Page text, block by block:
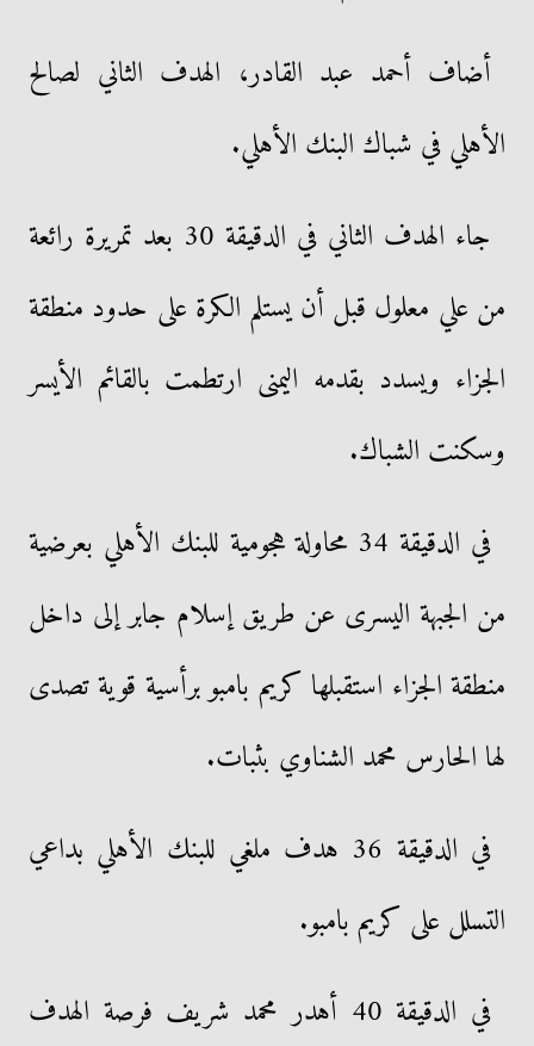
أضاف أحمد عبد القادر، الهدف الثاني لصالح
الأهلي في شباك البنك الأهلي.
جاء الهدف الثاني في الدقيقة 30 بعد تمريرة رائعة
من علي معلول قبل أن يستلم الكرة على حدود منطقة
الجزاء ويسدد بقدمه اليمنى ارتطمت بالقائم الأيسر
وسكنت الشباك.
في الدقيقة 34 محاولة هجومية للبنك الأهلي بعرضية
من الجبهة اليسرى عن طريق إسلام جابر إلى داخل
منطقة الجزاء استقبلها كريم بامبو برأسية قوية تصدى
لها الحارس محمد الشناوي بثبات.
في الدقيقة 36 هدف ملغي للبنك الأهلي بداعي
التسلل على كريم بامبو.
في الدقيقة 40 أهدر محمد شريف فرصة الهدف